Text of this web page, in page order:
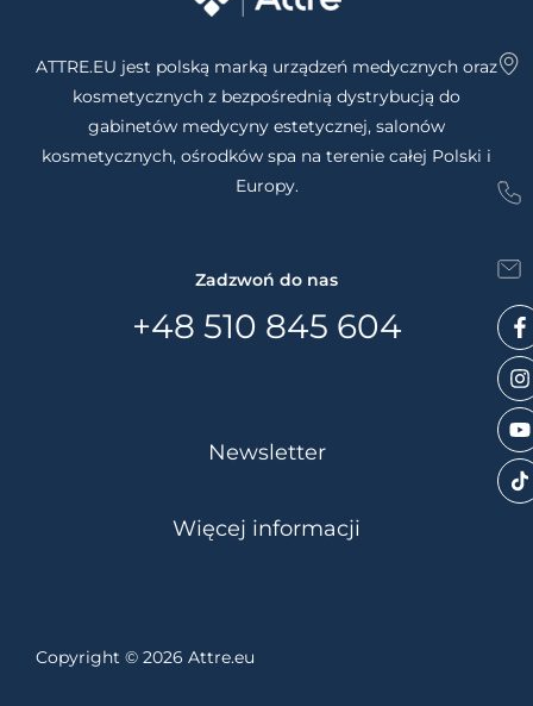
WYRAŻAM ZGODĘ NA OTRZYMANIE OFERTY
ATTRE.EU jest polską marką urządzeń medycznych oraz
kosmetycznych z bezpośrednią dystrybucją do
gabinetów medycyny estetycznej, salonów
kosmetycznych, ośrodków spa na terenie całej Polski i
Europy.
Zadzwoń do nas
+48 510 845 604
Newsletter
Więcej informacji
Copyright © 2026 Attre.eu